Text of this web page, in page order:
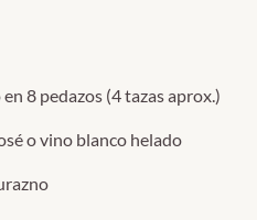
8 pedazos (4 tazas aprox.)
o vino blanco helado